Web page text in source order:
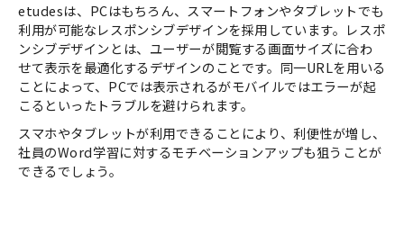
etudesは、PCはもちろん、スマートフォンやタブレットでも
利用が可能なレスポンシブデザインを採用しています。レスポ
ンシブデザインとは、ユーザーが閲覧する画面サイズに合わ
せて表示を最適化するデザインのことです。同一URLを用いる
ことによって、PCでは表示されるがモバイルではエラーが起
こるといったトラブルを避けられます。
スマホやタブレットが利用できることにより、利便性が増し、
社員のWord学習に対するモチベーションアップも狙うことが
できるでしょう。